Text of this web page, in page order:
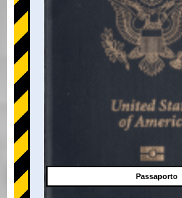
Passaporto